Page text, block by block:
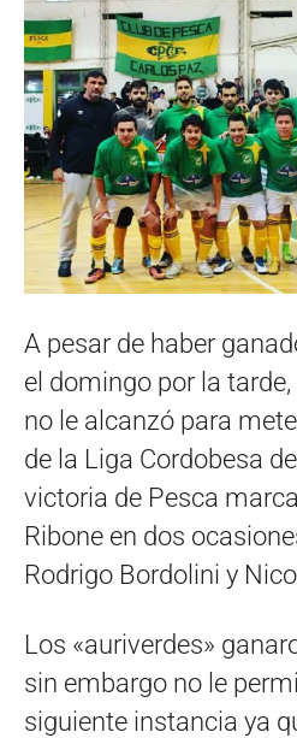
A pesar de haber
el domingo por la
no le alcanzó para
de la Liga Cordobesa
victoria de Pesca
Ribone en dos
Rodrigo Bordolini y
Los «auriverdes»
sin embargo no le
siguiente instancia ya